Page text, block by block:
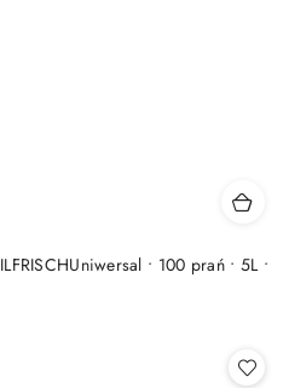
• 100 prań • 5L •